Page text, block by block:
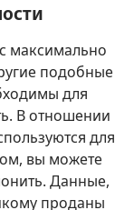
максимально
подобные
для
В отношении
для
вы можете
Данные,
проданы